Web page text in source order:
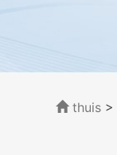
thuis>